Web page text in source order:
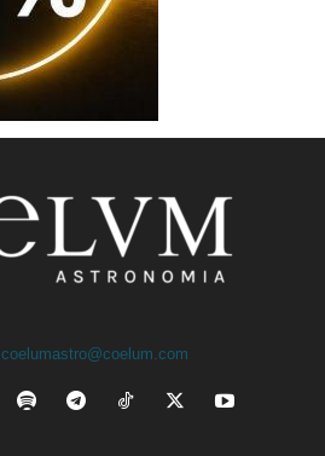
coelumastro@coelum.com